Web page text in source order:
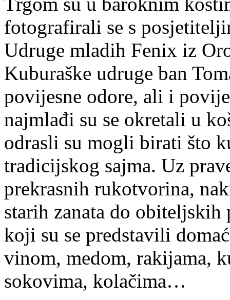
fotografirali se s
Udruge mladih Fenix iz
Kuburaške udruge ban
povijesne odore, ali i
najmlađi su se okretali u
odrasli su mogli birati što
tradicijskog sajma. Uz
prekrasnih rukotvorina,
starih zanata do
koji su se predstavili
vinom, medom, rakijama,
sokovima, kolačima…